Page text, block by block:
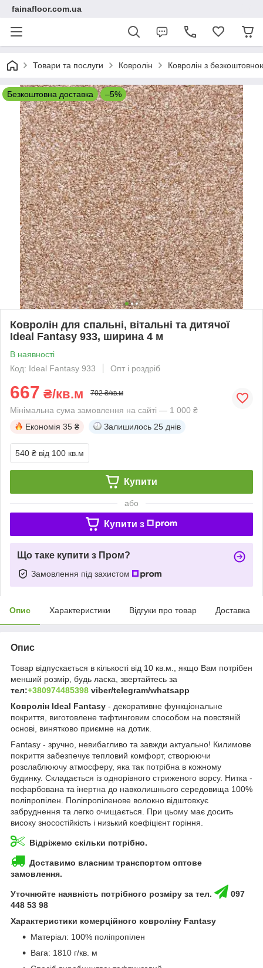
fainafloor.com.ua
Товари та послуги Ковролін Ковролін з
Безкоштовна доставка –5%
Ковролін для спальні, вітальні та дитячої
Ideal Fantasy 933, ширина 4 м
В наявності
Код: Ideal Fantasy 933
Опт і роздріб
667 ₴/кв.м 702 ₴/кв.м
Мінімальна сума замовлення на сайті — 1 000 ₴
Економія 35 ₴ Залишилось 25 днів
540 ₴ від 100 кв.м
Купити
або
Купити з
Що таке купити з Пром?
Замовлення під захистом
Опис Характеристики Відгуки про товар Доставка
Опис
Товар відпускається в кількості від 10 кв.м., якщо Вам потрібен
менший розмір, будь ласка, звертайтесь за
тел:+380974485398 viber/telegram/whatsapp
Ковролін Ideal Fantasy - декоративне функціональне
покриття, виготовлене тафтинговим способом на повстяній
основі, винятково приємне на дотик.
Fantasy - зручно, невибагливо та завжди актуально! Килимове
покриття забезпечує тепловий комфорт, створюючи
розслаблюючу атмосферу, яка так потрібна в кожному
будинку. Складається із однорівного стриженого ворсу. Нитка -
пофарбована та інертна до навколишнього середовища 100%
поліпропілен. Поліпропіленове волокно відштовхує
забруднення та легко очищається. При цьому має досить
високу зносостійкість і низький коефіцієнт горіння.
Відріжемо скільки потрібно.
Доставимо власним транспортом оптове
замовлення.
Уточнюйте наявність потрібного розміру за тел.
097
448 53 98
Характеристики комерційного ковроліну Fantasy
Матеріал: 100% поліпропілен
Вага: 1810 г/кв. м